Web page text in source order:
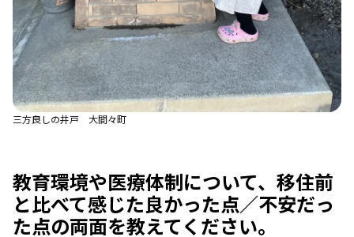
三方良しの井戸 大間々町
教育環境や医療体制について、移住前
と比べて感じた良かった点／不安だっ
た点の両面を教えてください。